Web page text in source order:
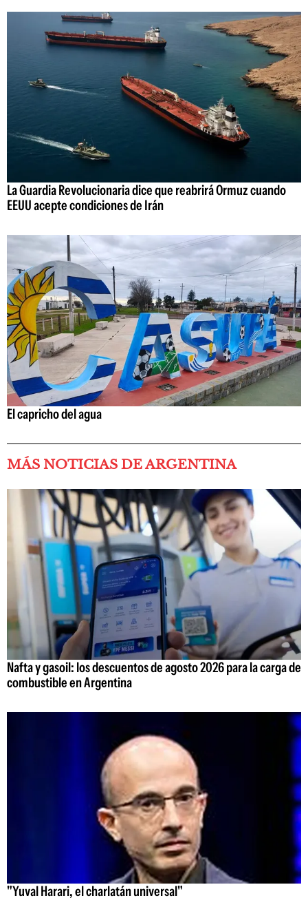
La Guardia Revolucionaria dice que reabrirá Ormuz cuando
EEUU acepte condiciones de Irán
El capricho del agua
MÁS NOTICIAS DE ARGENTINA
Nafta y gasoil: los descuentos de agosto 2026 para la carga de
combustible en Argentina
"Yuval Harari, el charlatán universal"